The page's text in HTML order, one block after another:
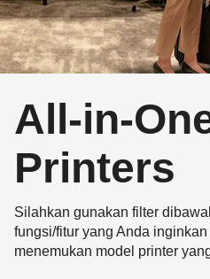
All-in-
Printers
Silahkan gunakan filter
fungsi/fitur yang Anda
menemukan model printer